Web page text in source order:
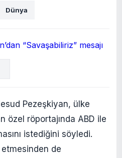
Dünya
Pezeşkiyan, ülke
özel röportajında ABD ile
istediğini söyledi.
de